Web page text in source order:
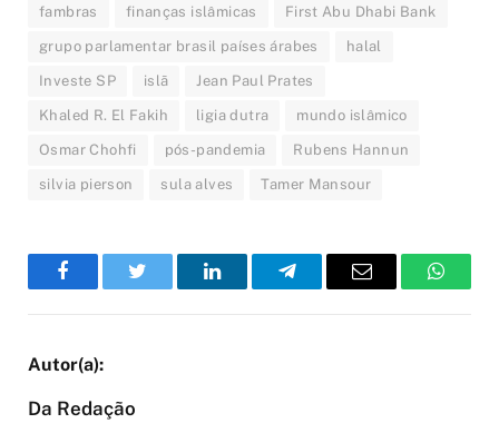
fambras finanças islâmicas First Abu Dhabi Bank
grupo parlamentar brasil países árabes halal
Investe SP islã Jean Paul Prates
Khaled R. El Fakih ligia dutra mundo islâmico
Osmar Chohfi pós-pandemia Rubens Hannun
silvia pierson sula alves Tamer Mansour
FacebookTwitter LinkedInTelegramEmail
Da Redação